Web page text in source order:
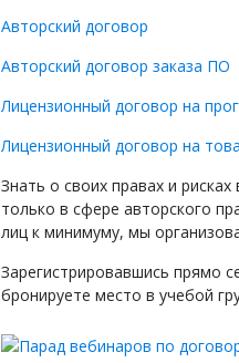
Авторский договор
Авторский договор заказа ПО
Лицензионный договор на
Лицензионный договор на
Знать о своих правах и
только в сфере авторского
лиц к минимуму, мы
Зарегистрировавшись прямо
бронируете место в учебой